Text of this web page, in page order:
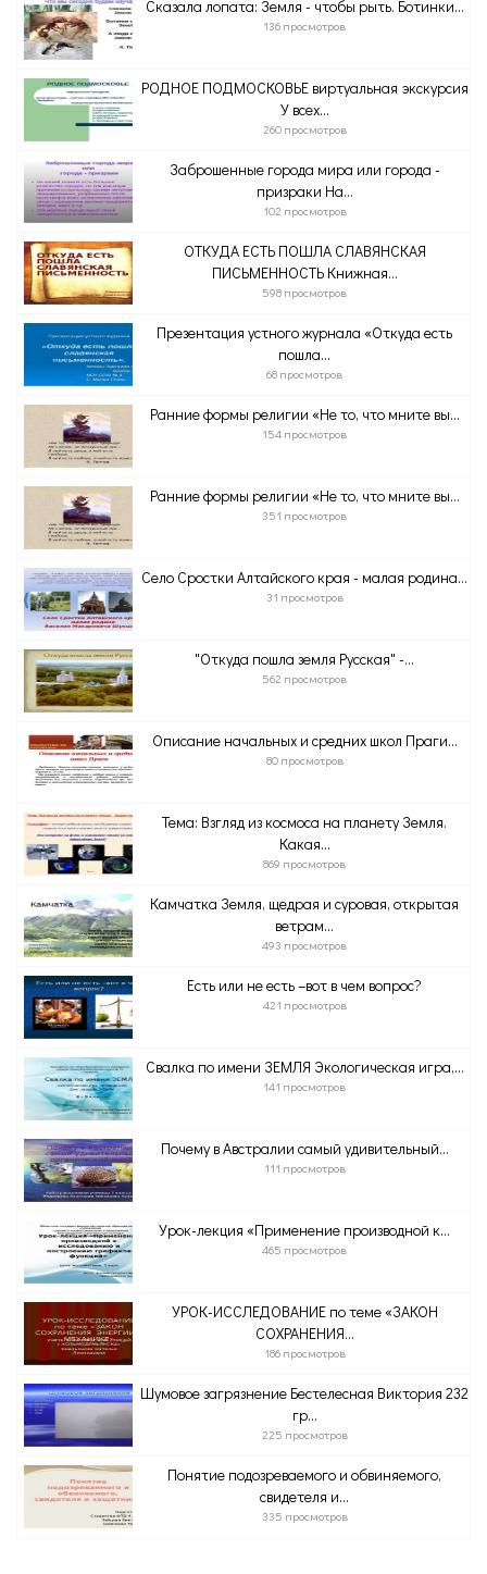
Сказала лопата: Земля - чтобы рыть. Ботинки...
136 просмотров
РОДНОЕ ПОДМОСКОВЬЕ виртуальная экскурсия
У всех...
260 просмотров
Заброшенные города мира или города -
призраки На...
102 просмотров
ОТКУДА ЕСТЬ ПОШЛА СЛАВЯНСКАЯ
ПИСЬМЕННОСТЬ Книжная...
598 просмотров
Презентация устного журнала «Откуда есть
пошла...
68 просмотров
Ранние формы религии «Не то, что мните вы...
154 просмотров
Ранние формы религии «Не то, что мните вы...
351 просмотров
Село Сростки Алтайского края - малая родина...
31 просмотров
"Откуда пошла земля Русская" -...
562 просмотров
Описание начальных и средних школ Праги...
80 просмотров
Тема: Взгляд из космоса на планету Земля.
Какая...
869 просмотров
Камчатка Земля, щедрая и суровая, открытая
ветрам...
493 просмотров
Есть или не есть –вот в чем вопрос?
421 просмотров
Свалка по имени ЗЕМЛЯ Экологическая игра,...
141 просмотров
Почему в Австралии самый удивительный...
111 просмотров
Урок-лекция «Применение производной к...
465 просмотров
УРОК-ИССЛЕДОВАНИЕ по теме «ЗАКОН
СОХРАНЕНИЯ...
186 просмотров
Шумовое загрязнение Бестелесная Виктория 232
гр...
225 просмотров
Понятие подозреваемого и обвиняемого,
свидетеля и...
335 просмотров